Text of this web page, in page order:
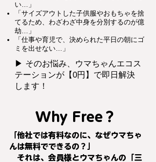
い…」
「サイズアウトした子供服やおもちゃを捨
てるため、わざわざ中身を分別するのが億
劫…」
「仕事や育児で、決められた平日の朝にゴ
ミを出せない…」
▶︎ そのお悩み、ウマちゃんエコス
テーションが【0円】で即日解決
します！
Why Free？
「他社では有料なのに、なぜウマちゃ
んは無料でできるの？」
それは、会員様とウマちゃんの「三